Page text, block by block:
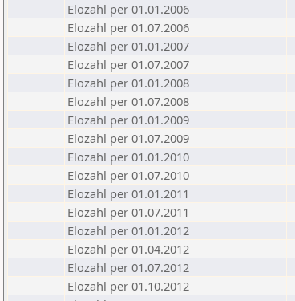
Elozahl per 01.01.2006
Elozahl per 01.07.2006
Elozahl per 01.01.2007
Elozahl per 01.07.2007
Elozahl per 01.01.2008
Elozahl per 01.07.2008
Elozahl per 01.01.2009
Elozahl per 01.07.2009
Elozahl per 01.01.2010
Elozahl per 01.07.2010
Elozahl per 01.01.2011
Elozahl per 01.07.2011
Elozahl per 01.01.2012
Elozahl per 01.04.2012
Elozahl per 01.07.2012
Elozahl per 01.10.2012